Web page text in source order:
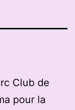
Club de
pour la